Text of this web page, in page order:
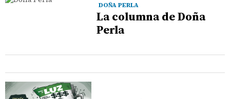
DOÑA PERLA
La columna de Doña
Perla